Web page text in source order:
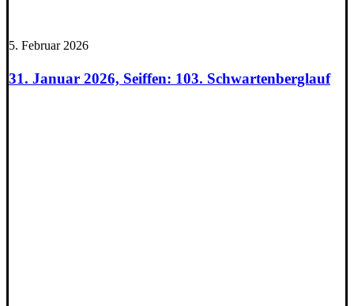
5. Februar 2026
31. Januar 2026, Seiffen: 103. Schwartenberglauf